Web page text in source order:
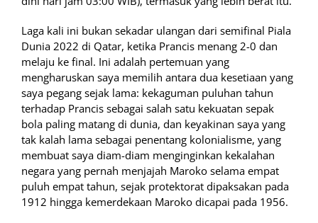
Laga kali ini bukan sekadar ulangan dari semifinal Piala
Dunia 2022 di Qatar, ketika Prancis menang 2-0 dan
melaju ke final. Ini adalah pertemuan yang
mengharuskan saya memilih antara dua kesetiaan yang
saya pegang sejak lama: kekaguman puluhan tahun
terhadap Prancis sebagai salah satu kekuatan sepak
bola paling matang di dunia, dan keyakinan saya yang
tak kalah lama sebagai penentang kolonialisme, yang
membuat saya diam-diam menginginkan kekalahan
negara yang pernah menjajah Maroko selama empat
puluh empat tahun, sejak protektorat dipaksakan pada
1912 hingga kemerdekaan Maroko dicapai pada 1956.